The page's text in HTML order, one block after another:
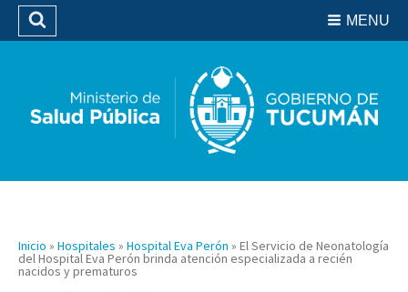
Biblioteca
MENU
Buscar
Inicio » Hospitales » Hospital Eva Perón » El Servicio de Neonatología
del Hospital Eva Perón brinda atención especializada a recién
nacidos y prematuros